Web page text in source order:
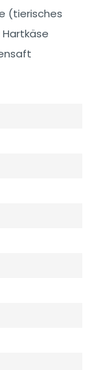
(tierisches
Hartkäse